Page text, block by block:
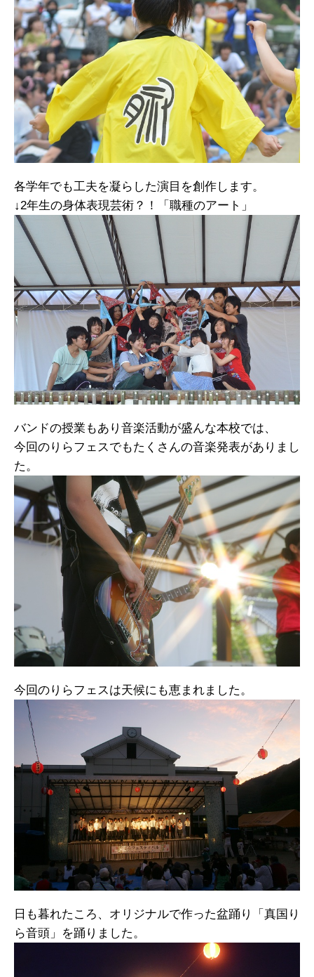
各学年でも工夫を凝らした演目を創作します。
↓2年生の身体表現芸術？！「職種のアート」
バンドの授業もあり音楽活動が盛んな本校では、
今回のりらフェスでもたくさんの音楽発表がありまし
た。
今回のりらフェスは天候にも恵まれました。
日も暮れたころ、オリジナルで作った盆踊り「真国り
ら音頭」を踊りました。